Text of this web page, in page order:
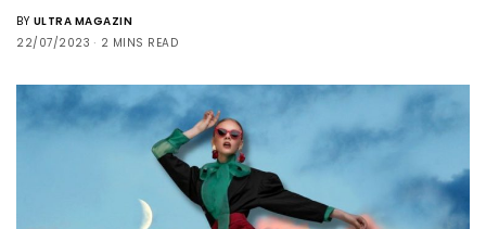
BY ULTRA MAGAZIN
22/07/2023
2 MINS READ